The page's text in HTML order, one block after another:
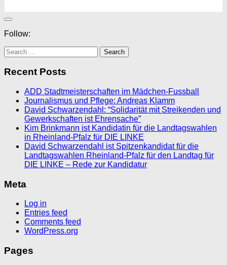
Follow:
Search
for:
Recent Posts
ADD Stadtmeisterschaften im Mädchen-Fussball
Journalismus und Pflege: Andreas Klamm
David Schwarzendahl: “Solidarität mit Streikenden und
Gewerkschaften ist Ehrensache”
Kim Brinkmann ist Kandidatin für die Landtagswahlen
in Rheinland-Pfalz für DIE LINKE
David Schwarzendahl ist Spitzenkandidat für die
Landtagswahlen Rheinland-Pfalz für den Landtag für
DIE LINKE – Rede zur Kandidatur
Meta
Log in
Entries feed
Comments feed
WordPress.org
Pages